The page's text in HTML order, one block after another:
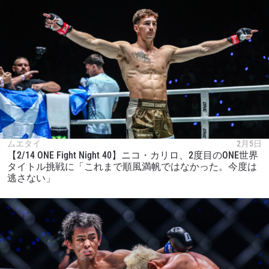
ムエタイ 2月5日
【2/14 ONE Fight Night 40】ニコ・カリロ、2度目のONE世界
タイトル挑戦に「これまで順風満帆ではなかった。今度は
逃さない」